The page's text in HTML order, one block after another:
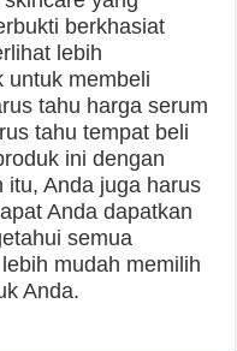
berkhasiat
lebih
untuk membeli
tahu harga serum
tahu tempat beli
ini dengan
itu, Anda juga harus
Anda dapatkan
semua
mudah memilih
Anda.